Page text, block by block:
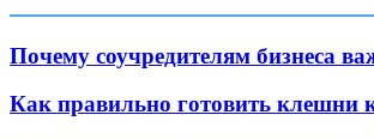
Почему соучредителям бизнеса
Как правильно готовить клешни